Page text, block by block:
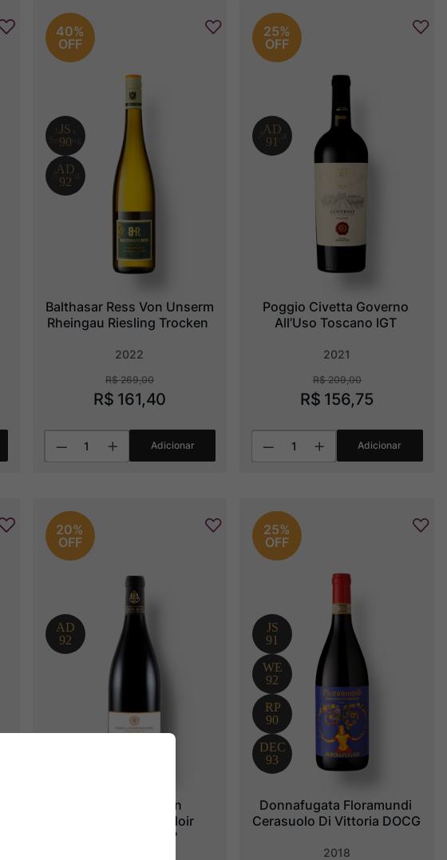
40%
OFF
Balthasar Ress Von Unserm
Rheingau Riesling Trocken
2022
R$ 269,00
R$ 161,40
Adicionar
25%
OFF
Poggio Civetta Governo
All’Uso Toscano IGT
2021
R$ 209,00
R$ 156,75
Adicionar
20%
OFF
Famille Perrachon
Bourgogne Pinot Noir
"Vieilles Vignes"
25%
OFF
Donnafugata Floramundi
Cerasuolo Di Vittoria DOCG
2018